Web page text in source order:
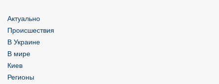
Актуально
Происшествия
В Украине
В мире
Киев
Регионы